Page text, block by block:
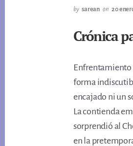
by sarean on 20
Crónica
Enfrentamiento
forma
encajado ni un
La contienda
sorprendió al
en la